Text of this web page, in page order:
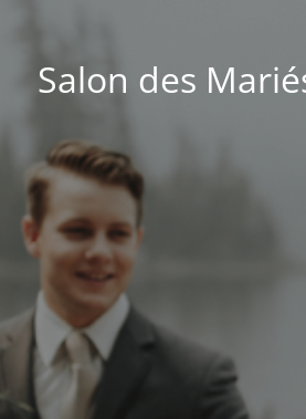
Salon des